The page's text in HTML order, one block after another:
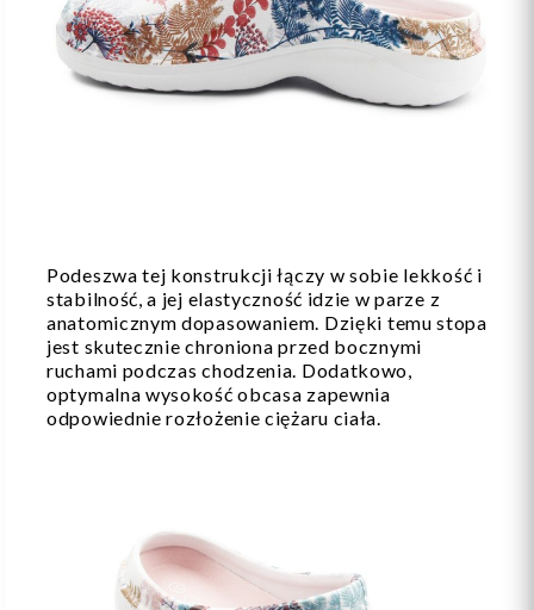
Podeszwa tej konstrukcji łączy w sobie lekkość i
stabilność, a jej elastyczność idzie w parze z
anatomicznym dopasowaniem. Dzięki temu stopa
jest skutecznie chroniona przed bocznymi
ruchami podczas chodzenia. Dodatkowo,
optymalna wysokość obcasa zapewnia
odpowiednie rozłożenie ciężaru ciała.